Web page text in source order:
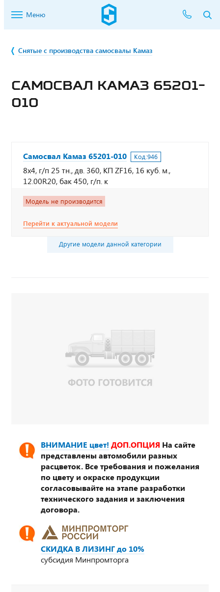
Меню
Снятые с производства самосвалы Камаз
САМОСВАЛ КАМАЗ 65201-
010
Самосвал Камаз 65201-010 Код:946
8х4, г/п 25 тн., дв. 360, КП ZF16, 16 куб. м.,
12.00R20, бак 450, г/п. к
Модель не производится
Перейти к актуальной модели
Другие модели данной категории
ВНИМАНИЕ цвет! ДОП.ОПЦИЯ На сайте
представлены автомобили разных
расцветок. Все требования и пожелания
по цвету и окраске продукции
согласовывайте на этапе разработки
технического задания и заключения
договора.
СКИДКА В ЛИЗИНГ до 10%
субсидия Минпромторга